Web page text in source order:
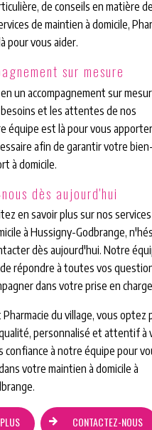
de conseils en matière de
de maintien à domicile,
pour vous aider.
sur mesure
un accompagnement sur
et les attentes de nos
équipe est là pour vous
afin de garantir votre
à domicile.
dès aujourd'hui
en savoir plus sur nos
à Hussigny-Godbrange,
dès aujourd'hui. Notre
répondre à toutes vos
dans votre prise en
Pharmacie du village, vous optez
personnalisé et attentif à
confiance à notre équipe pour
votre maintien à domicile à
CONTACTEZ-NOUS